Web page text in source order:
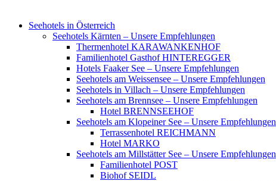
Seehotels in Österreich
Seehotels Kärnten – Unsere Empfehlungen
Thermenhotel KARAWANKENHOF
Familienhotel Gasthof HINTEREGGER
Hotels Faaker See – Unsere Empfehlungen
Seehotels am Weissensee – Unsere Empfehlungen
Seehotels in Villach – Unsere Empfehlungen
Seehotels am Brennsee – Unsere Empfehlungen
Hotel BRENNSEEHOF
Seehotels am Klopeiner See – Unsere Empfehlungen
Terrassenhotel REICHMANN
Hotel MARKO
Seehotels am Millstätter See – Unsere Empfehlungen
Familienhotel POST
Biohof SEIDL